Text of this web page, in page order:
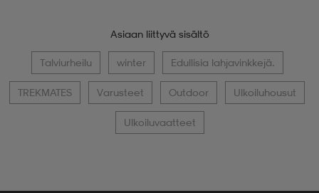
Asiaan liittyvä sisältö
Talviurheilu winter Edullisia lahjavinkkejä.
TREKMATES Varusteet Outdoor Ulkoiluhousut
Ulkoiluvaatteet